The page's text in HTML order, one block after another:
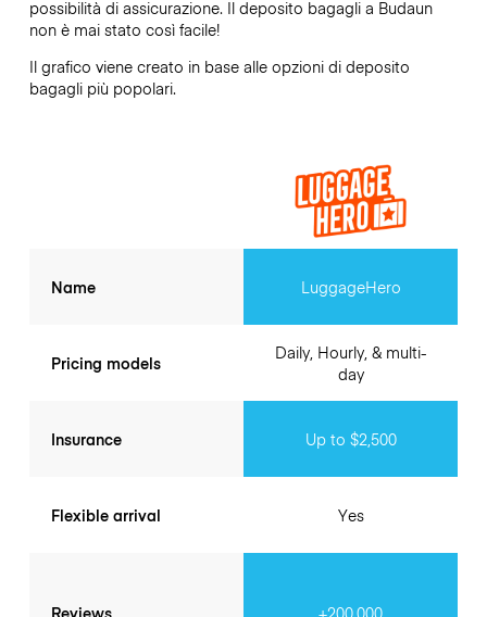
possibilità di assicurazione. Il deposito bagagli a Budaun
non è mai stato così facile!
Il grafico viene creato in base alle opzioni di deposito
bagagli più popolari.
Name
Pricing models
Insurance
Flexible arrival
LuggageHero
Daily, Hourly, & multi-
day
Up to $2,500
Yes